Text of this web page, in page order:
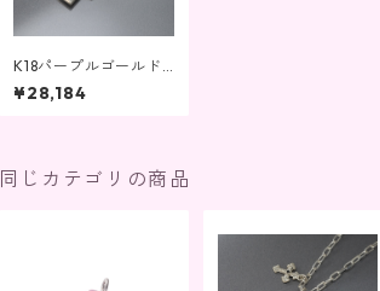
K18パープルゴールド
ジュエリー クロスネッ
クレス 金バック
¥28,184
同じカテゴリの商品